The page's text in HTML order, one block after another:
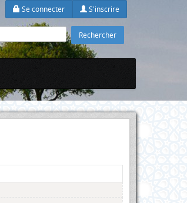
Se connecter S'inscrire